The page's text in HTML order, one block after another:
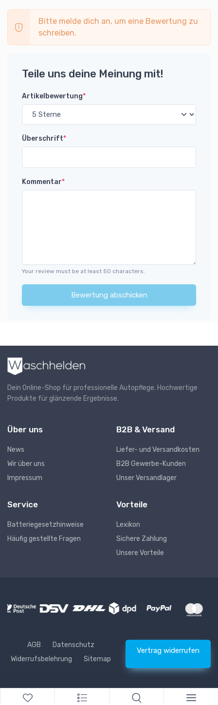
Bitte melde dich an, um eine Bewertung zu
schreiben.
Teile uns deine Meinung mit!
Artikelbewertung*
Überschrift*
Kommentar*
Your review must be at least 50 characters.
Bewertung abschicken
Dein Online-Shop für professionelle Autopflege. Hochwertige
Produkte für glänzende Ergebnisse.
Über uns
News
Wir über uns
Impressum
B2B & Versand
Liefer- und Versandkosten
B2B Gewerbe-Kunden
Unser Versandlager
Service
Batteriegesetzhinweise
Häufig gestellte Fragen
Vorteile
Lexikon
Sichere Zahlung
Unsere Vorteile
AGB
Datenschutz
Widerrufsbelehrung
Sitemap
Vertrag widerrufen
* Alle Preise inkl. gesetzlicher USt., zzgl. Versand © Waschhelden